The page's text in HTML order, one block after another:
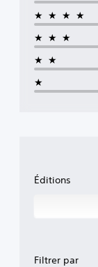
★★★★
★★★
★★
★
Éditions
Filtrer par